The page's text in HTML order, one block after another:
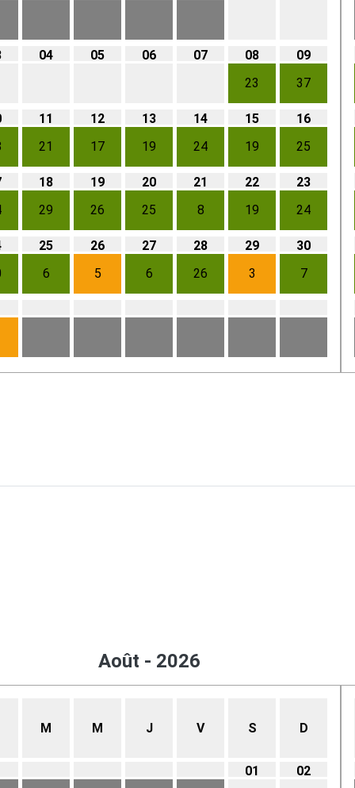
04 05 06 07
08
23
09
37
11
21
12
17
13
19
14
24
15
19
16
25
18
29
19
26
20
25
21
8
22
19
23
24
25
6
26
5
27
6
28
26
29
3
30
7
Août - 2026
M M J V S D
01 02